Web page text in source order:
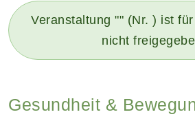
Veranstaltung "" (Nr. ) ist
nicht
Gesundheit &